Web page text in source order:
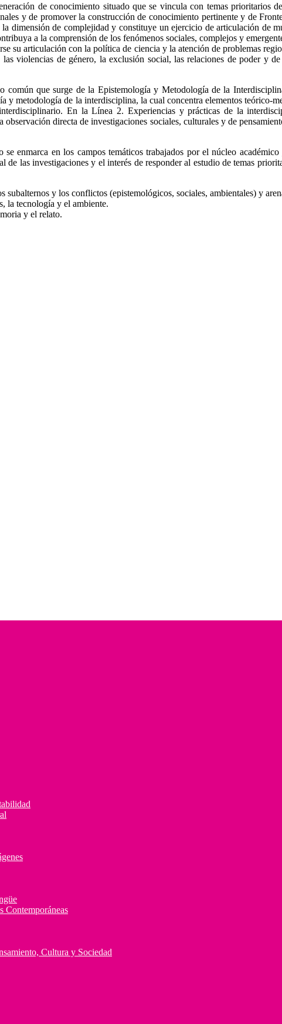
de conocimiento situado que se vincula con temas prioritarios
y de promover la construcción de conocimiento pertinente y de
dimensión de complejidad y constituye un ejercicio de articulación de
a la comprensión de los fenómenos sociales, complejos y
su articulación con la política de ciencia y la atención de problemas
violencias de género, la exclusión social, las relaciones de poder y
que surge de la Epistemología y Metodología de la
y metodología de la interdisciplina, la cual concentra elementos teórico-
En la Línea 2. Experiencias y prácticas de la
directa de investigaciones sociales, culturales y de
enmarca en los campos temáticos trabajados por el núcleo
de las investigaciones y el interés de responder al estudio de temas
subalternos y los conflictos (epistemológicos, sociales, ambientales) y
la tecnología y el ambiente.
y el relato.
Contemporáneas
Cultura y Sociedad